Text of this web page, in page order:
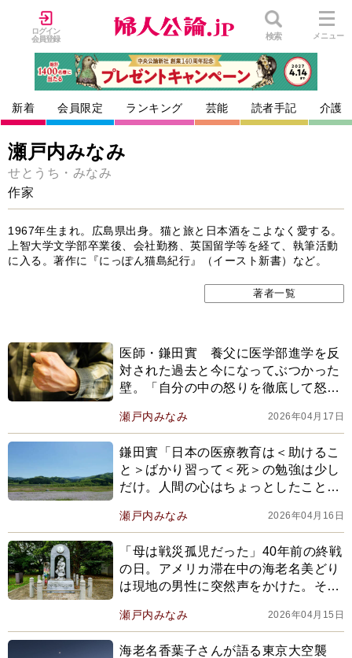
ログイン
会員登録
検索 メニュー
新着 会員限定 ランキング 芸能 読者手記 介護
瀬戸内みなみ
せとうち・みなみ
作家
1967年生まれ。広島県出身。猫と旅と日本酒をこよなく愛する。
上智大学文学部卒業後、会社勤務、英国留学等を経て、執筆活動
に入る。著作に『にっぽん猫島紀行』（イースト新書）など。
著者一覧
医師・鎌田實 養父に医学部進学を反
対された過去と今になってぶつかった
壁。「自分の中の怒りを徹底して怒れ
さに気づいていれば…」
瀬戸内みなみ 2026年04月17日
鎌田實「日本の医療教育は＜助けるこ
と＞ばかり習って＜死＞の勉強は少し
だけ。人間の心はちょっとしたことで
る」
瀬戸内みなみ 2026年04月16日
「母は戦災孤児だった」40年前の終戦
の日。アメリカ滞在中の海老名美どり
は現地の男性に突然声をかけた。それ
り…
瀬戸内みなみ 2026年04月15日
海老名香葉子さんが語る東京大空襲